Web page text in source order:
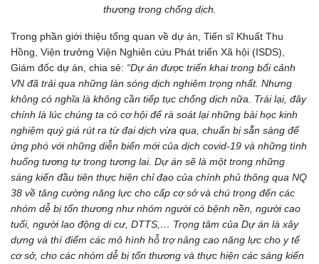
thương trong chống dịch.
Trong phần giới thiệu tổng quan về dự án, Tiến sĩ Khuất Thu
Hồng, Viện trưởng Viện Nghiên cứu Phát triển Xã hội (ISDS),
Giám đốc dự án, chia sẻ: “Dự án được triển khai trong bối cảnh
VN đã trải qua những làn sóng dịch nghiêm trọng nhất. Nhưng
không có nghĩa là không cần tiếp tục chống dịch nữa. Trái lại, đây
chính là lúc chúng ta có cơ hội để rà soát lại những bài học kinh
nghiệm quý giá rút ra từ đại dịch vừa qua, chuẩn bị sẵn sàng để
ứng phó với những diễn biến mới của dịch covid-19 và những tình
huống tương tự trong tương lai. Dự án sẽ là một trong những
sáng kiến đầu tiên thực hiện chỉ đạo của chính phủ thông qua NQ
38 về tăng cường năng lực cho cấp cơ sở và chú trọng đến các
nhóm dễ bị tổn thương như nhóm người có bệnh nền, người cao
tuổi, người lao động di cư, DTTS,… Trọng tâm của Dự án là xây
dựng và thí điểm các mô hình hỗ trợ nâng cao năng lực cho y tế
cơ sở, cho các nhóm dễ bị tổn thương và thực hiện các sáng kiến